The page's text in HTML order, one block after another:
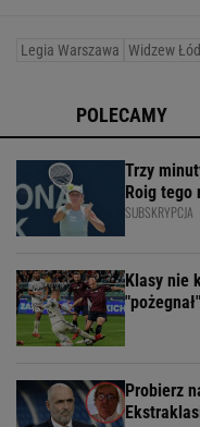
Legia Warszawa Widzew
POLECAMY
Trzy
Roig tego
SUBSKRYPCJA
Klasy nie
Probierz